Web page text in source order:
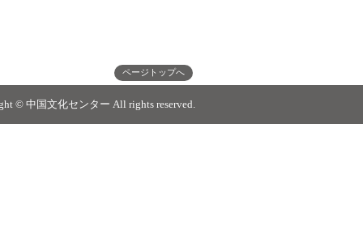
ページトップへ
© 中国文化センター All rights reserved.